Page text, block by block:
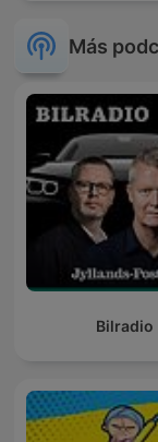
Más
Bilradio